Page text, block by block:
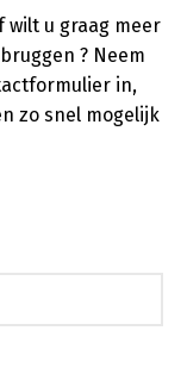
wilt u graag meer
? Neem
in,
zo snel mogelijk